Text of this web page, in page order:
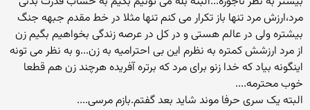
مرد،ارزش مرد تنها باز تکرار می کنم تنها مثلا در خط مقدم جبهه جنگ
بیشتره ولی در عالم هستی و در کل در عرصه زندگی بخواهیم بگیم زن
از مرد ارزشش کمتره به نظرم این بی احترامیه به زن...و به نظر می تونه
اینگونه بیاد که خدا زنو برای مرد که برتره آفریده هرچند زن هم قطعا
خوب محترمه....
البته یک سری حرفا موند شاید بعد گفتم.بازم مرسی....